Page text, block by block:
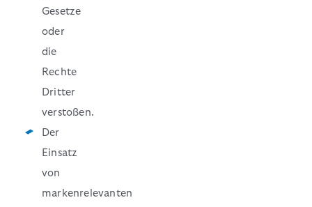
Gesetze
oder
die
Rechte
Dritter
verstoßen.
Der
Einsatz
von
markenrelevanten